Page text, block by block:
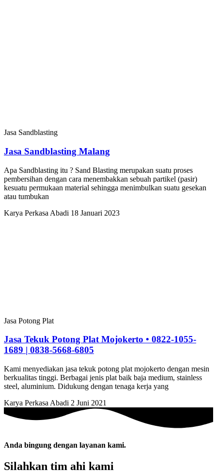
Jasa Sandblasting
Jasa Sandblasting Malang
Apa Sandblasting itu ? Sand Blasting merupakan suatu proses
pembersihan dengan cara menembakkan sebuah partikel (pasir)
kesuatu permukaan material sehingga menimbulkan suatu gesekan
atau tumbukan
Karya Perkasa Abadi 18 Januari 2023
Jasa Potong Plat
Jasa Tekuk Potong Plat Mojokerto • 0822-1055-
1689 | 0838-5668-6805
Kami menyediakan jasa tekuk potong plat mojokerto dengan mesin
berkualitas tinggi. Berbagai jenis plat baik baja medium, stainless
steel, aluminium. Didukung dengan tenaga kerja yang
Karya Perkasa Abadi 2 Juni 2021
Anda bingung dengan layanan kami.
Silahkan tim ahi kami